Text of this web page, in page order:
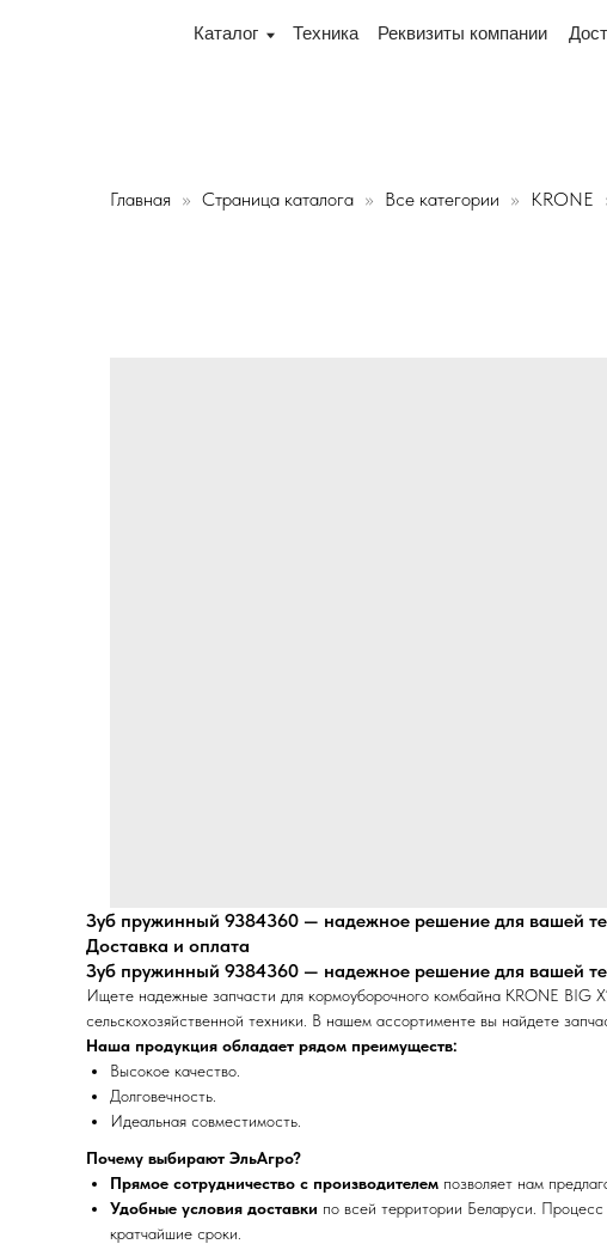
Каталог Техника Реквизиты компании Доставка
Промышленный 16, офис № 15 2-й этаж, склад рядом
Главная Страница каталога Все категории KRONE
Зуб пружинный 9384360 — надежное решение для вашей
Доставка и оплата
Зуб пружинный 9384360 — надежное решение для вашей
Ищете надежные запчасти для кормоуборочного комбайна KRONE
сельскохозяйственной техники. В нашем ассортименте вы найдете
Наша продукция обладает рядом преимуществ:
Высокое качество.
Долговечность.
Идеальная совместимость.
Почему выбирают ЭльАгро?
Прямое сотрудничество с производителем позволяет нам
Удобные условия доставки по всей территории Беларуси.
кратчайшие сроки.